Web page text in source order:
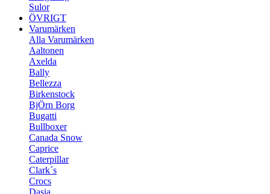
Sulor
ÖVRIGT
Varumärken
Alla Varumärken
Aaltonen
Axelda
Bally
Bellezza
Birkenstock
BjÖrn Borg
Bugatti
Bullboxer
Canada Snow
Caprice
Caterpillar
Clark´s
Crocs
Dasia